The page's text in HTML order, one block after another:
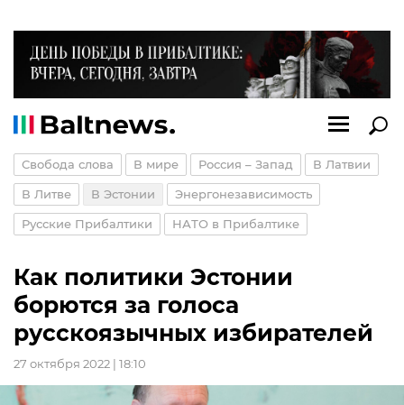
Свобода слова В мире Россия – Запад В Латвии
В Литве В Эстонии Энергонезависимость
Русские Прибалтики НАТО в Прибалтике
Как политики Эстонии
борются за голоса
русскоязычных избирателей
27 октября 2022 | 18:10